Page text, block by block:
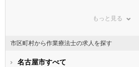
神奈川県
石川県
福井県
静岡県
もっと見る
市区町村から作業療法士の求人を探す
名古屋市すべて